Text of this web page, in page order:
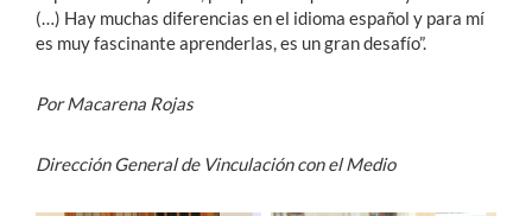
(…) Hay muchas diferencias en el idioma español y para mí
es muy fascinante aprenderlas, es un gran desafío”.
Por Macarena Rojas
Dirección General de Vinculación con el Medio